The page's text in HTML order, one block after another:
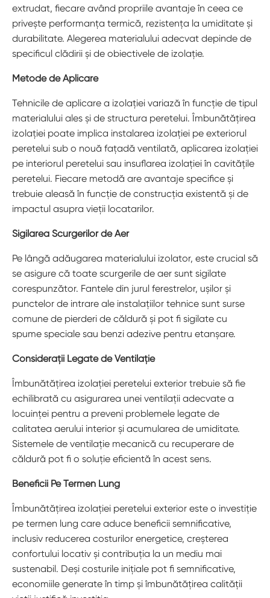
extrudat, fiecare având propriile avantaje în ceea ce
privește performanța termică, rezistența la umiditate și
durabilitate. Alegerea materialului adecvat depinde de
specificul clădirii și de obiectivele de izolație.
Metode de Aplicare
Tehnicile de aplicare a izolației variază în funcție de tipul
materialului ales și de structura peretelui. Îmbunătățirea
izolației poate implica instalarea izolației pe exteriorul
peretelui sub o nouă fațadă ventilată, aplicarea izolației
pe interiorul peretelui sau insuflarea izolației în cavitățile
peretelui. Fiecare metodă are avantaje specifice și
trebuie aleasă în funcție de construcția existentă și de
impactul asupra vieții locatarilor.
Sigilarea Scurgerilor de Aer
Pe lângă adăugarea materialului izolator, este crucial să
se asigure că toate scurgerile de aer sunt sigilate
corespunzător. Fantele din jurul ferestrelor, ușilor și
punctelor de intrare ale instalațiilor tehnice sunt surse
comune de pierderi de căldură și pot fi sigilate cu
spume speciale sau benzi adezive pentru etanșare.
Considerații Legate de Ventilație
Îmbunătățirea izolației peretelui exterior trebuie să fie
echilibrată cu asigurarea unei ventilații adecvate a
locuinței pentru a preveni problemele legate de
calitatea aerului interior și acumularea de umiditate.
Sistemele de ventilație mecanică cu recuperare de
căldură pot fi o soluție eficientă în acest sens.
Beneficii Pe Termen Lung
Îmbunătățirea izolației peretelui exterior este o investiție
pe termen lung care aduce beneficii semnificative,
inclusiv reducerea costurilor energetice, creșterea
confortului locativ și contribuția la un mediu mai
sustenabil. Deși costurile inițiale pot fi semnificative,
economiile generate în timp și îmbunătățirea calității